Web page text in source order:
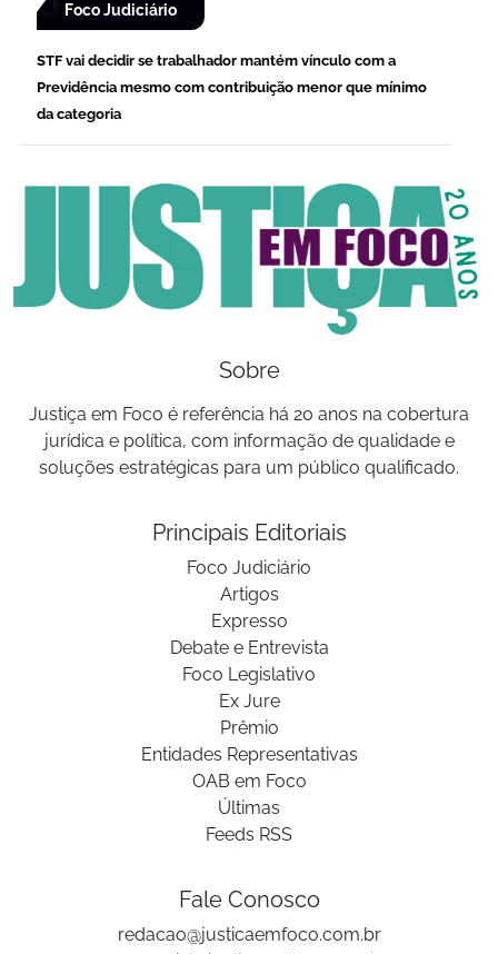
Foco Judiciário
STF vai decidir se trabalhador mantém vínculo com a
Previdência mesmo com contribuição menor que mínimo
da categoria
Sobre
Justiça em Foco é referência há 20 anos na cobertura
jurídica e política, com informação de qualidade e
soluções estratégicas para um público qualificado.
Principais Editoriais
Foco Judiciário
Artigos
Expresso
Debate e Entrevista
Foco Legislativo
Ex Jure
Prêmio
Entidades Representativas
OAB em Foco
Últimas
Feeds RSS
Fale Conosco
redacao@justicaemfoco.com.br